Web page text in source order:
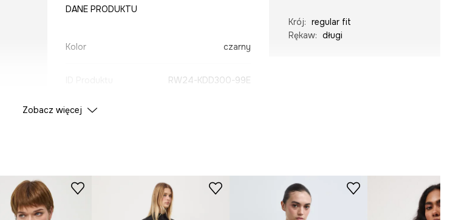
DANE PRODUKTU
Kolor czarny
RW24-KDD300-99E
Producent
Krój: regular fit
Rękaw: długi
Zobacz więcej